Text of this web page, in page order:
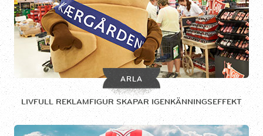
ARLA
LIVFULL REKLAMFIGUR SKAPAR IGENKÄNNINGSEFFEKT